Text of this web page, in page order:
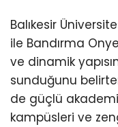
Balıkesir
ile Bandırma
ve dinamik
sunduğunu
de güçlü
kampüsleri ve